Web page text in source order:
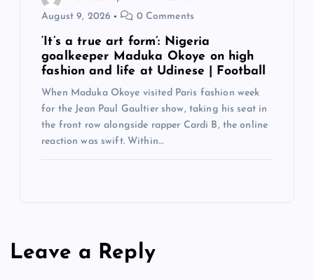
August 9, 2026
0 Comments
‘It’s a true art form’: Nigeria
goalkeeper Maduka Okoye on high
fashion and life at Udinese | Football
When Maduka Okoye visited Paris fashion week
for the Jean Paul Gaultier show, taking his seat in
the front row alongside rapper Cardi B, the online
reaction was swift. Within…
Leave a Reply